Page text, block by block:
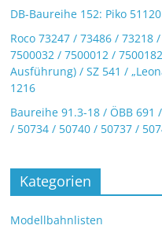
DB-Baureihe 152: Piko
Roco 73247 / 73486 / 73218
7500032 / 7500012 /
Ausführung) / SZ 541 /
1216
Baureihe 91.3-18 / ÖBB 691
/ 50734 / 50740 / 50737 /
Kategorien
Modellbahnlisten